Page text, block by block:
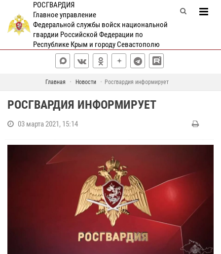
РОСГВАРДИЯ
Главное управление
Федеральной службы войск национальной
гвардии Российской Федерации по
Республике Крым и городу Севастополю
Главная Новости Росгвардия информирует
РОСГВАРДИЯ ИНФОРМИРУЕТ
03 марта 2021, 15:14